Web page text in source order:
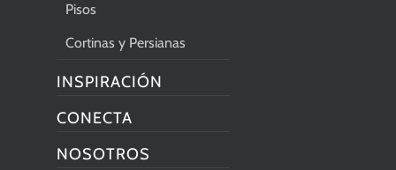
Pisos
Cortinas y Persianas
INSPIRACIÓN
CONECTA
NOSOTROS